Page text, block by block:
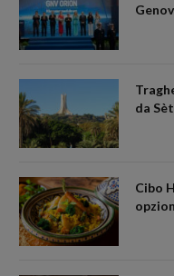
da
Cibo